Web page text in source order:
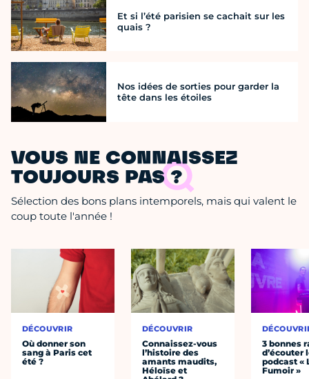
Et si l’été parisien se cachait sur les
quais ?
Nos idées de sorties pour garder la
tête dans les étoiles
VOUS NE CONNAISSEZ
TOUJOURS PAS ?
Sélection des bons plans intemporels, mais qui valent le
coup toute l'année !
DÉCOUVRIR
Où donner son
sang à Paris cet
été ?
DÉCOUVRIR
Connaissez-vous
l’histoire des
amants maudits,
Héloïse et
3 bonnes
d’écouter
podcast «
Fumoir »